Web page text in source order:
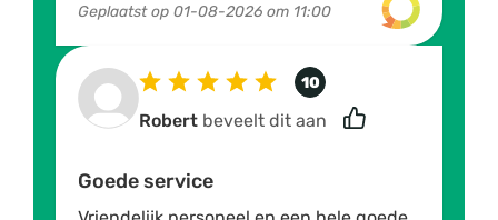
Geplaatst op 01-08-2026 om 11:00
10
Robert beveelt dit aan
Goede service